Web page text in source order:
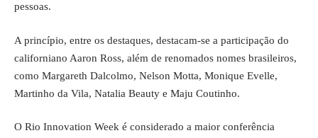
pessoas.
A princípio, entre os destaques, destacam-se a participação do
californiano Aaron Ross, além de renomados nomes brasileiros,
como Margareth Dalcolmo, Nelson Motta, Monique Evelle,
Martinho da Vila, Natalia Beauty e Maju Coutinho.
O Rio Innovation Week é considerado a maior conferência